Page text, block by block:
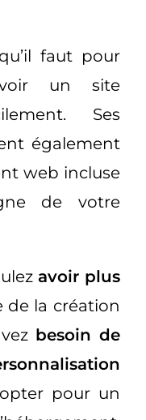
faut pour
un site
Ses
également
web incluse
de votre
avoir plus
de la création
besoin de
pour un